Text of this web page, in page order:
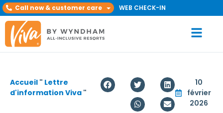
Call now & customer care WEB CHECK-IN
Accueil " Lettre
d'information Viva "
10
février
2026